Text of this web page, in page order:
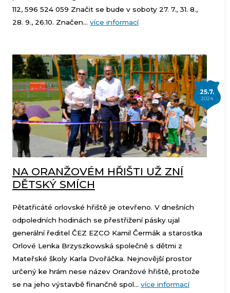
112, 596 524 059 Značit se bude v soboty 27. 7., 31. 8.,
28. 9., 26.10. Značen... více informací
25.7.
2024
NA ORANŽOVÉM HŘIŠTI UŽ ZNÍ
DĚTSKÝ SMÍCH
Pětatřicáté orlovské hřiště je otevřeno. V dnešních
odpoledních hodinách se přestřižení pásky ujal
generální ředitel ČEZ EZCO Kamil Čermák a starostka
Orlové Lenka Brzyszkowská společně s dětmi z
Mateřské školy Karla Dvořáčka. Nejnovější prostor
určený ke hrám nese název Oranžové hřiště, protože
se na jeho výstavbě finančně spol... více informací